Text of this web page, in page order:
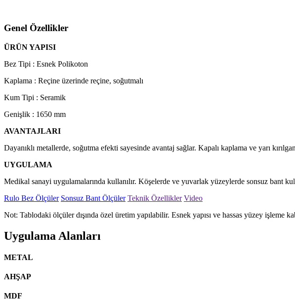
Genel Özellikler
ÜRÜN YAPISI
Bez Tipi : Esnek Polikoton
Kaplama : Reçine üzerinde reçine, soğutmalı
Kum Tipi : Seramik
Genişlik : 1650 mm
AVANTAJLARI
Dayanıklı metallerde, soğutma efekti sayesinde avantaj sağlar. Kapalı kaplama ve yarı
UYGULAMA
Medikal sanayi uygulamalarında kullanılır. Köşelerde ve yuvarlak yüzeylerde sonsuz bant
Rulo Bez Ölçüler Sonsuz Bant Ölçüler Teknik Özellikler Video
Not: Tablodaki ölçüler dışında özel üretim yapılabilir. Esnek yapısı ve hassas yüzey işleme
Uygulama Alanları
METAL
AHŞAP
MDF